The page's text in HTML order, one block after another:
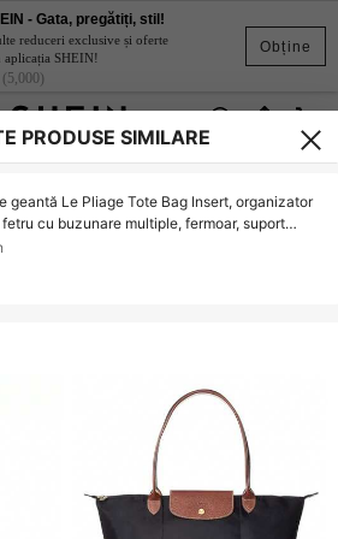
Obține
- Gata, pregătiți, stil!
reduceri exclusive și oferte
aplicația SHEIN!
(5,000)
PRODUSE SIMILARE
geantă Le Pliage Tote Bag Insert, organizator
cu buzunare multiple, fermoar, suport
buton